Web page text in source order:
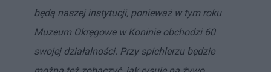
będą naszej instytucji, ponieważ w tym roku
Muzeum Okręgowe w Koninie obchodzi 60
swojej działalności. Przy spichlerzu będzie